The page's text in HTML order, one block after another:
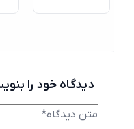
دیدگاه خود را بنویسید